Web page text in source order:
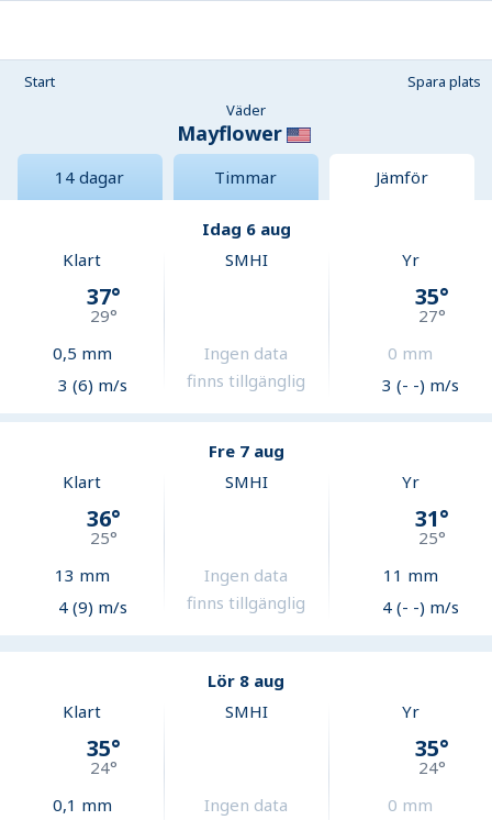
Start
Spara plats
Väder
Mayflower
14 dagar Timmar Jämför
Idag 6 aug
Klart
37°
29°
0,5 mm
3 (6) m/s
SMHI
Ingen data
finns tillgänglig
Yr
35°
27°
0 mm
3 (- -) m/s
Fre 7 aug
Klart
36°
25°
13 mm
4 (9) m/s
SMHI
Ingen data
finns tillgänglig
Yr
31°
25°
11 mm
4 (- -) m/s
Lör 8 aug
Klart
35°
24°
0,1 mm
SMHI
Ingen data
Yr
35°
24°
0 mm